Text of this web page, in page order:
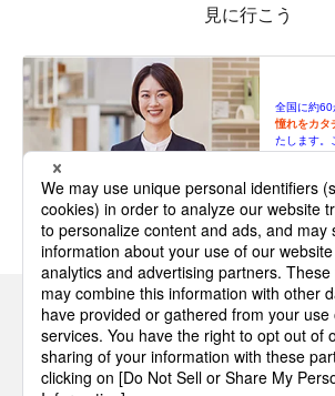
見に行こう
全国に約60
憧れをカタ
たします。
Panasonicの住まい・くらし